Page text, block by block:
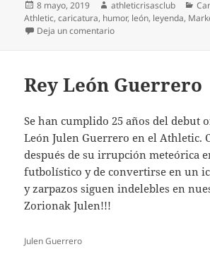
Publicado
el
8 mayo, 2019 Autor
athleticrisasclub
Athletic,caricatura, humor, león, leyenda,
Deja un comentarioen Markel, leyenda de oro
Rey León Guerrero
Se han cumplido 25 años del debut
León Julen Guerrero en el Athletic.
después de su irrupción meteórica
futbolístico y de convertirse en un
y zarpazos siguen indelebles en
Zorionak Julen!!!
Julen Guerrero